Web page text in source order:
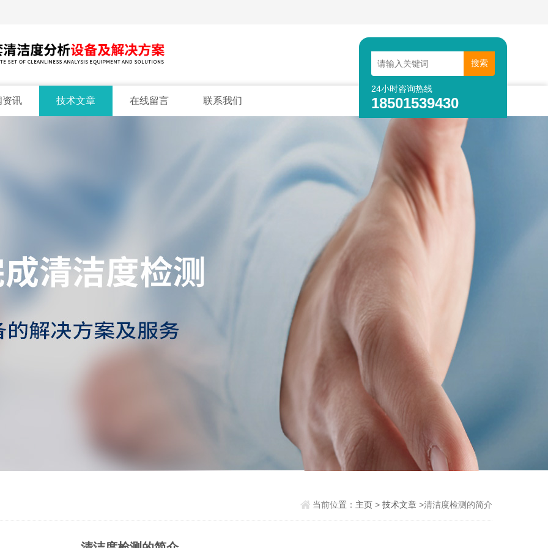
24小时咨询热线
18501539430
资讯 技术文章 在线留言 联系我们
当前位置： 主页> 技术文章>清洁度检测的简介